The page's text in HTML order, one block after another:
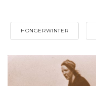
HONGERWINTER